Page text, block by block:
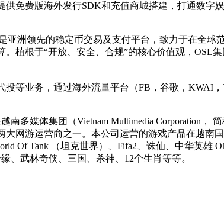
供免费版海外发行SDK和充值商城搭建，打通数字
亚洲领先的稳定币交易及支付平台，致力于在全
。植根于“开放、安全、合规”的核心价值观，OSL
投等业务，通过海外流量平台（FB，谷歌，KWAI
南多媒体集团（Vietnam Multimedia Corporation
网游运营商之一。本公司运营的游戏产品在越南
Of Tank （坦克世界）、Fifa2、诛仙、中华英雄
、武林奇侠、三国、杀神、12个生肖等等。